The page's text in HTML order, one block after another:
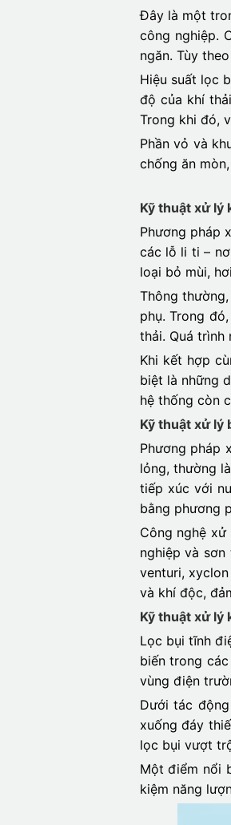
Đây là một
công nghiệp.
ngăn. Tùy
Hiệu suất lọc
độ của khí
Trong khi đó,
Phần vỏ và
chống ăn
Kỹ thuật xử lý
Phương pháp
các lỗ li ti –
loại bỏ mùi,
Thông
phụ. Trong
thải. Quá
Khi kết hợp
biệt là những
hệ thống còn
Kỹ thuật xử lý
Phương pháp
lỏng, thường
tiếp xúc với
bằng phương
Công nghệ
nghiệp và
venturi,
và khí độc,
Kỹ thuật xử lý
Lọc bụi tĩnh
biến trong
vùng điện
Dưới tác
xuống đáy
lọc bụi vượt
Một điểm nổi
kiệm năng